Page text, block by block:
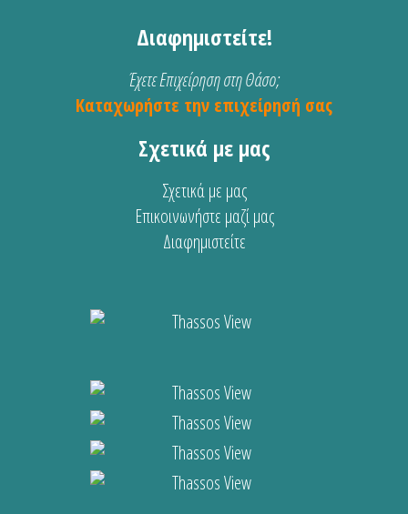
Διαφημιστείτε!
Έχετε Επιχείρηση στη Θάσο;
Καταχωρήστε την επιχείρησή σας
Σχετικά με μας
Σχετικά με μας
Επικοινωνήστε μαζί μας
Διαφημιστείτε